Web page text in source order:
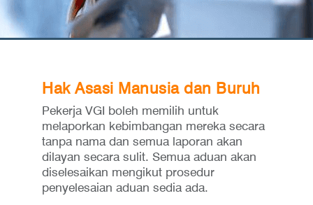
Hak Asasi Manusia dan Buruh
Pekerja VGI boleh memilih untuk
melaporkan kebimbangan mereka secara
tanpa nama dan semua laporan akan
dilayan secara sulit. Semua aduan akan
diselesaikan mengikut prosedur
penyelesaian aduan sedia ada.